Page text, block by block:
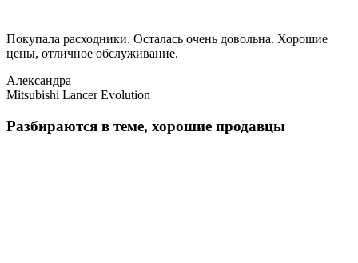
Покупала расходники. Осталась очень довольна. Хорошие
цены, отличное обслуживание.
Александра
Mitsubishi Lancer Evolution
Разбираются в теме, хорошие продавцы